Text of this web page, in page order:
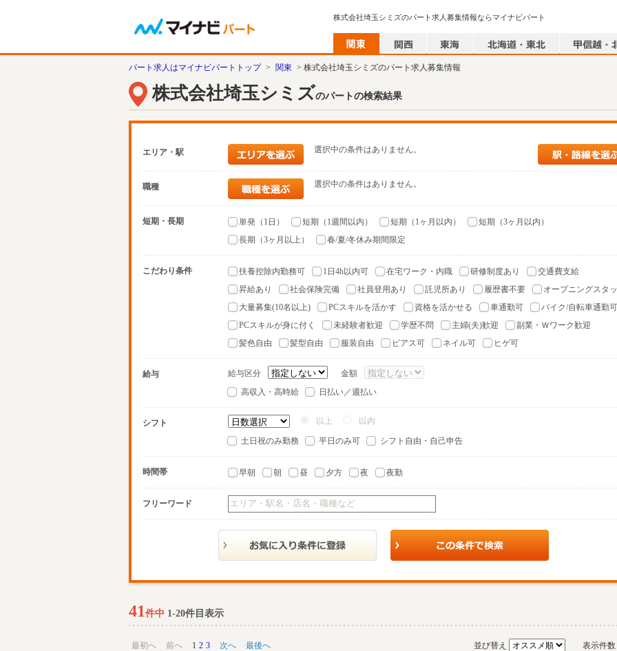
株式会社埼玉シミズのパート求人募集情報ならマイナビパート
パート求人はマイナビパートトップ > 関東 > 株式会社埼玉シミズのパート求人募集情報
株式会社埼玉シミズのパートの検索結果
エリア・駅 選択中の条件はありません。
職種 選択中の条件はありません。
短期・長期 単発（1日） 短期（1週間以内） 短期（1ヶ月以内）
短期（3ヶ月以内）
長期（3ヶ月以上）
春/夏/冬休み期間限定
こだわり条件 扶養控除内勤務可 1日4h以内可 在宅ワーク・内職 研修制度あり
交通費支給
昇給あり
社会保険完備 社員登用あり 託児所あり 履歴書不要
オープニングスタ
大量募集(10名以上)
PCスキルを活かす 資格を活かせる 車通勤可
バイク/自転車通勤可
PCスキルが身に付く
未経験者歓迎 学歴不問 主婦(夫)歓迎
副業・Ｗワーク歓迎
髪色自由
髪型自由 服装自由 ピアス可 ネイル可 ヒゲ可
給与 給与区分
金額
高収入・高時給
日払い／週払い
シフト 以上 以内
土日祝のみ勤務 平日のみ可 シフト自由・自己申告
時間帯 早朝 朝 昼 夕方 夜 夜勤
フリーワード
41件中 1-20件目表示
最初へ 前へ 1 2 3 次へ 最後へ 並び替え 表示件数